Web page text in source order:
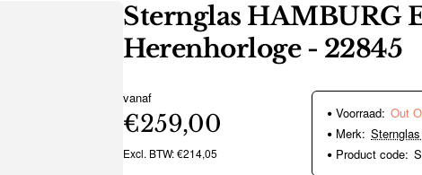
Sternglas HAMBURG
Herenhorloge - 22845
vanaf
€259,00
Excl. BTW: €214,05
Voorraad: Out
Merk:
Product code: